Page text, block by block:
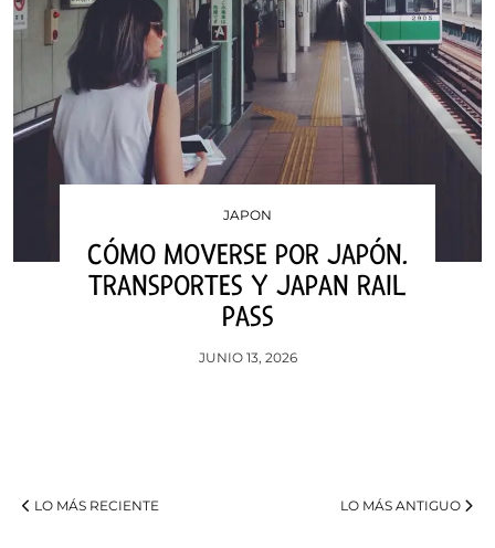
JAPON
CÓMO MOVERSE POR JAPÓN.
TRANSPORTES Y JAPAN RAIL
PASS
JUNIO 13, 2026
LO MÁS RECIENTE LO MÁS ANTIGUO